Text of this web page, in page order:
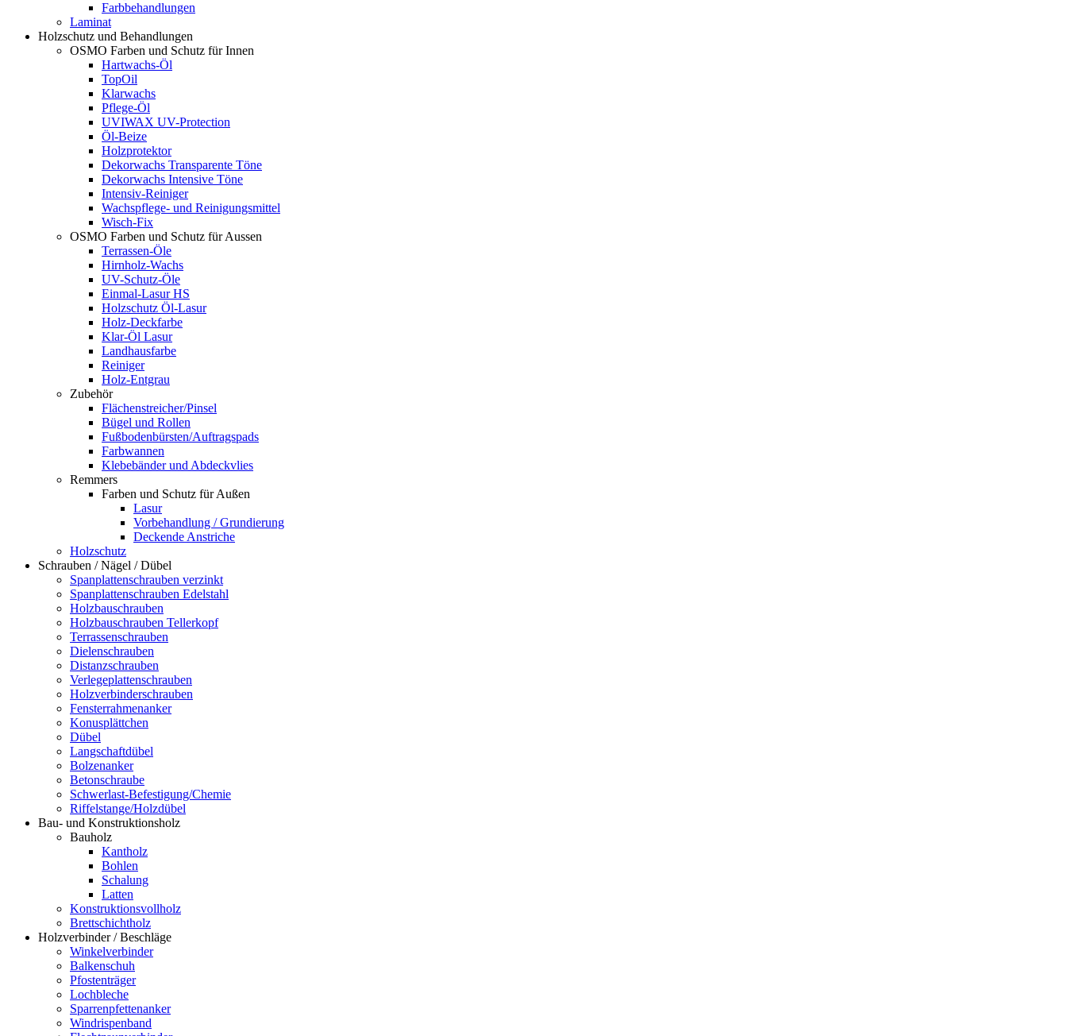
Farbbehandlungen
Laminat
Holzschutz und Behandlungen
OSMO Farben und Schutz für Innen
Hartwachs-Öl
TopOil
Klarwachs
Pflege-Öl
UVIWAX UV-Protection
Öl-Beize
Holzprotektor
Dekorwachs Transparente Töne
Dekorwachs Intensive Töne
Intensiv-Reiniger
Wachspflege- und Reinigungsmittel
Wisch-Fix
OSMO Farben und Schutz für Aussen
Terrassen-Öle
Hirnholz-Wachs
UV-Schutz-Öle
Einmal-Lasur HS
Holzschutz Öl-Lasur
Holz-Deckfarbe
Klar-Öl Lasur
Landhausfarbe
Reiniger
Holz-Entgrau
Zubehör
Flächenstreicher/Pinsel
Bügel und Rollen
Fußbodenbürsten/Auftragspads
Farbwannen
Klebebänder und Abdeckvlies
Remmers
Farben und Schutz für Außen
Lasur
Vorbehandlung / Grundierung
Deckende Anstriche
Holzschutz
Schrauben / Nägel / Dübel
Spanplattenschrauben verzinkt
Spanplattenschrauben Edelstahl
Holzbauschrauben
Holzbauschrauben Tellerkopf
Terrassenschrauben
Dielenschrauben
Distanzschrauben
Verlegeplattenschrauben
Holzverbinderschrauben
Fensterrahmenanker
Konusplättchen
Dübel
Langschaftdübel
Bolzenanker
Betonschraube
Schwerlast-Befestigung/Chemie
Riffelstange/Holzdübel
Bau- und Konstruktionsholz
Bauholz
Kantholz
Bohlen
Schalung
Latten
Konstruktionsvollholz
Brettschichtholz
Holzverbinder / Beschläge
Winkelverbinder
Balkenschuh
Pfostenträger
Lochbleche
Sparrenpfettenanker
Windrispenband